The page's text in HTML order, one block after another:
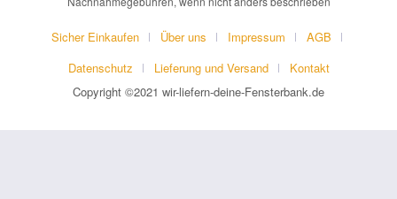
Sicher Einkaufen Über uns Impressum
AGB
Datenschutz
Lieferung und Versand
Kontakt
Copyright ©2021 wir-liefern-deine-Fensterbank.de